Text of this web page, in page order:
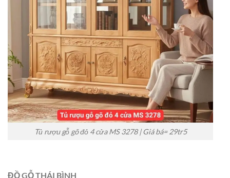
Tủ rượu gỗ gõ đỏ 4 cửa MS 3278 | Giá bá= 29tr5
ĐỒ GỖ THÁI BÌNH